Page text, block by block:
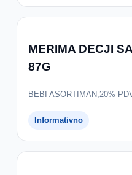
MERIMA DECJI
87G
BEBI ASORTIMAN,20%
Informativno